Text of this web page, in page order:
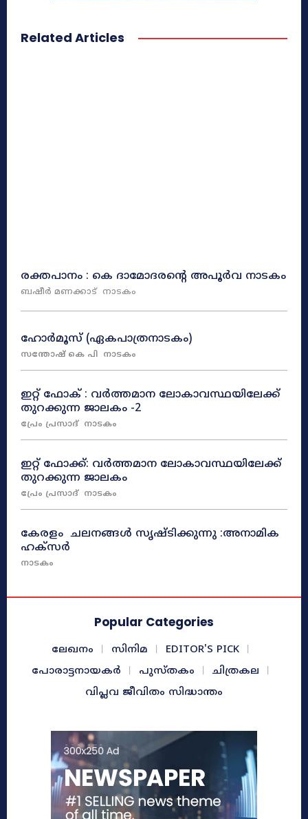
Related Articles
രക്തപാനം : കെ ദാമോദരന്റെ അപൂർവ നാടകം
ബഷീർ മണക്കാട് നാടകം
ഹോർമൂസ്‌ (ഏകപാത്രനാടകം)
സന്തോഷ്‌ കെ പി നാടകം
ഇറ്റ് ഫോക് : വർത്തമാന ലോകാവസ്ഥയിലേക്ക്
തുറക്കുന്ന ജാലകം -2
പ്രേം പ്രസാദ് നാടകം
ഇറ്റ് ഫോക്ക്: വർത്തമാന ലോകാവസ്ഥയിലേക്ക്
തുറക്കുന്ന ജാലകം
പ്രേം പ്രസാദ് നാടകം
കേരളം ചലനങ്ങൾ സൃഷ്ടിക്കുന്നു :അനാമിക
ഹക്സർ
നാടകം
Popular Categories
ലേഖനം സിനിമ
EDITOR'S PICK
പോരാട്ടനായകർ
പുസ്തകം
ചിത്രകല
വിപ്ലവ ജീവിതം സിദ്ധാന്തം